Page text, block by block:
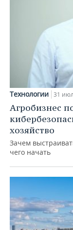
Технологии 31
Агробизнес
хозяйство
Зачем
чего начать